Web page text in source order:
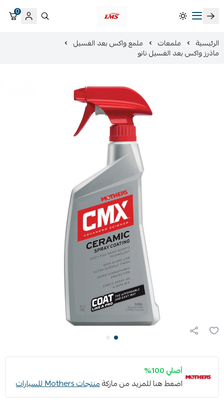
متجر لمسات الشرقية لزينة سيارات LMS
0
الرئيسية ملمعات ملمع واكس بعد الغسيل
ماذرز واكس بعد الغسيل نانو
أصلي 100%
اضغط هنا للمزيد من ماركةمنتجات Mothers للسيارات